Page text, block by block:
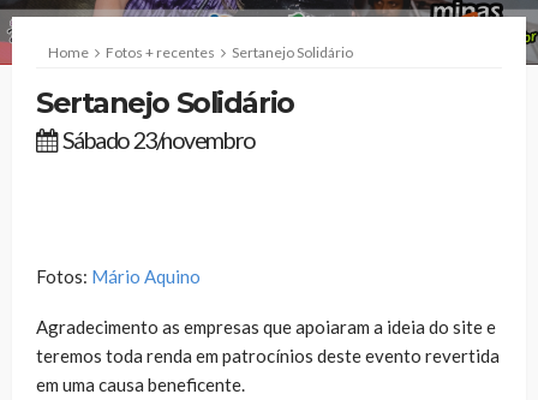
Home Fotos + recentes Sertanejo Solidário
Sertanejo Solidário
Sábado 23/novembro
Fotos: Mário Aquino
Agradecimento as empresas que apoiaram a ideia do site e
teremos toda renda em patrocínios deste evento revertida
em uma causa beneficente.